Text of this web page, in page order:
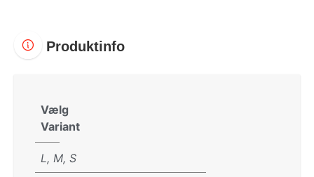
Produktinfo
Vælg
Variant
L, M, S